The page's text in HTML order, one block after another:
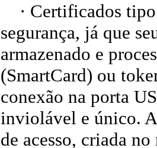
· Certificados
segurança, já que
armazenado e
(SmartCard) ou
conexão na porta
inviolável e único.
de acesso, criada